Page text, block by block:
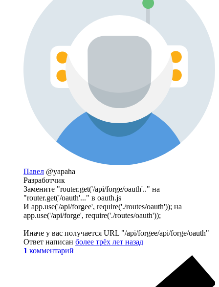
Павел @yapaha
Разработчик
Замените "router.get('/api/forge/oauth'.." на
"router.get('/oauth'..." в oauth.js
И app.use('/api/forgee', require('./routes/oauth')); на
app.use('/api/forge', require('./routes/oauth'));
Иначе у вас получается URL "/api/forgee/api/forge/oauth"
Ответ написан более трёх лет назад
1 комментарий